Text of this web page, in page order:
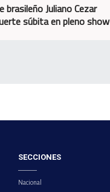
brasileño Juliano Cezar
súbita en pleno show
SECCIONES
Nacional